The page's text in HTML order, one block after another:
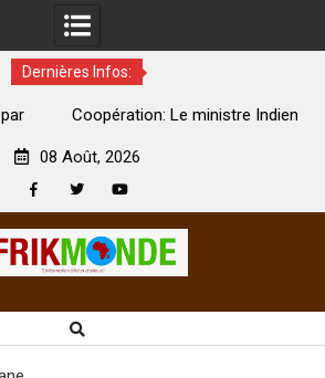
Dernières Infos:
ministre Indien Kirti Vardhan Singh à
08 Août, 2026